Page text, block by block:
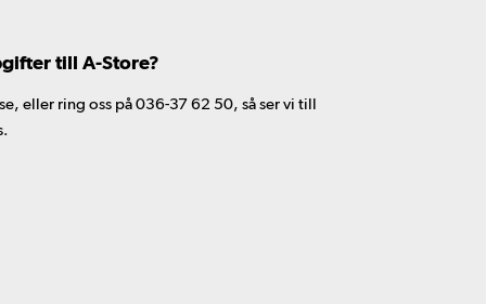
till A-Store?
eller ring oss på 036-37 62 50, så ser vi till